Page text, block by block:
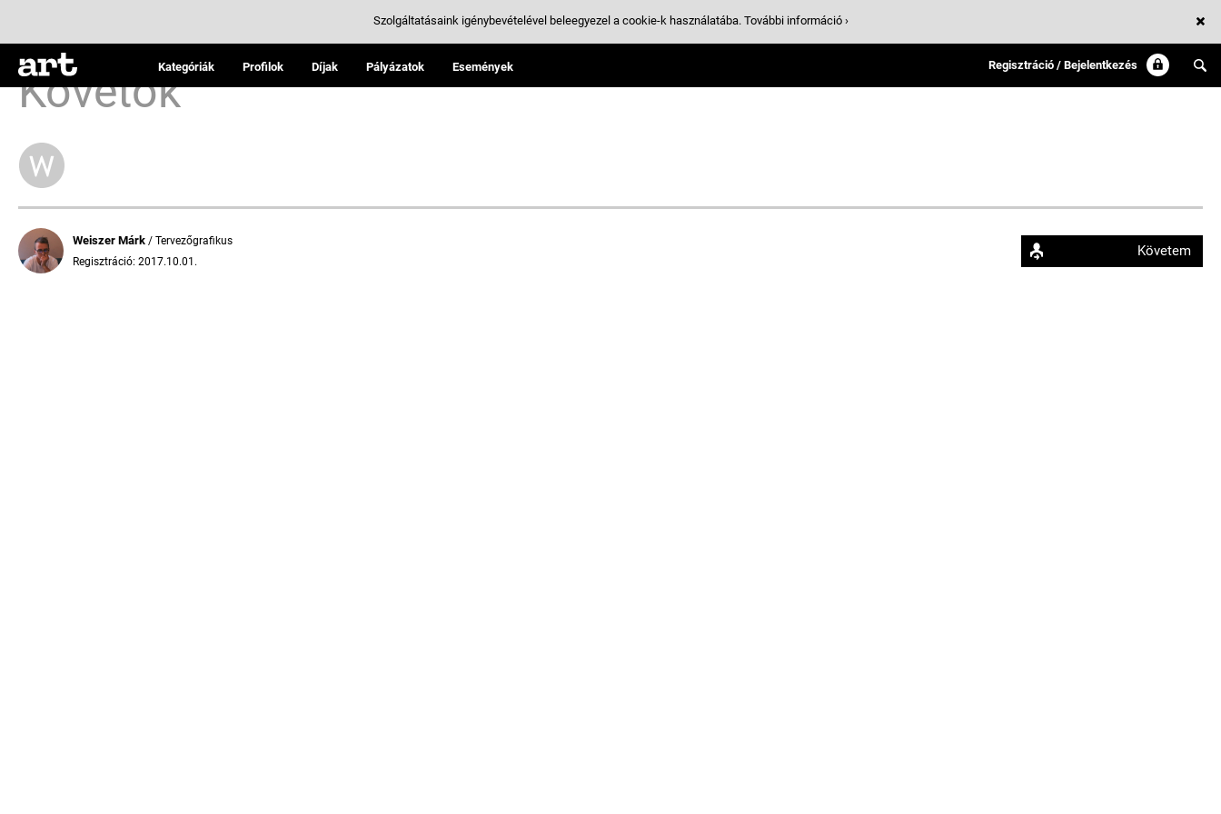
Kategóriák Profilok Díjak Pályázatok Események Regisztráció / Bejelentkezés
Követők
Weiszer Márk / Tervezőgrafikus
Regisztráció: 2017.10.01.
Követem
Szolgáltatásaink igénybevételével beleegyezel a cookie-k használatába. További információ ›